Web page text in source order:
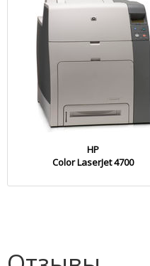
HP
Color LaserJet 4700